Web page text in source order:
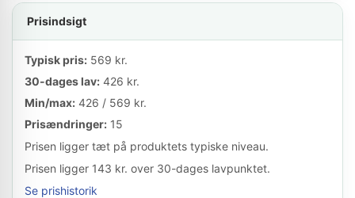
Prisindsigt
Typisk pris: 569 kr.
30-dages lav: 426 kr.
Min/max: 426 / 569 kr.
Prisændringer: 15
Prisen ligger tæt på produktets typiske niveau.
Prisen ligger 143 kr. over 30-dages lavpunktet.
Se prishistorik